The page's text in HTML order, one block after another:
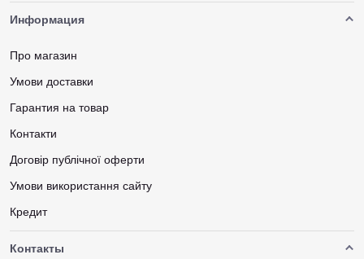
Информация
Про магазин
Умови доставки
Гарантия на товар
Контакти
Договір публічної оферти
Умови використання сайту
Кредит
Контакты